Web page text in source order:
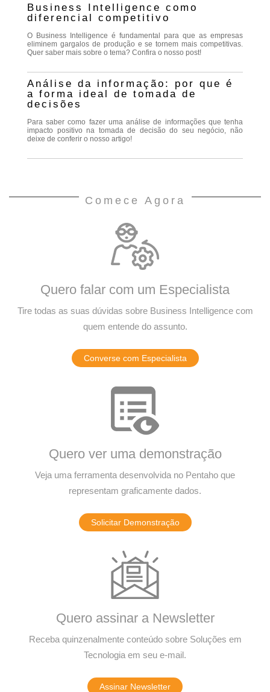
Business Intelligence como
diferencial competitivo
O Business Intelligence é fundamental para que as empresas
eliminem gargalos de produção e se tornem mais competitivas.
Quer saber mais sobre o tema? Confira o nosso post!
Análise da informação: por que é
a forma ideal de tomada de
decisões
Para saber como fazer uma análise de informações que tenha
impacto positivo na tomada de decisão do seu negócio, não
deixe de conferir o nosso artigo!
Comece Agora
Quero falar com um Especialista
Tire todas as suas dúvidas sobre Business Intelligence com
quem entende do assunto.
Converse com Especialista
Quero ver uma demonstração
Veja uma ferramenta desenvolvida no Pentaho que
representam graficamente dados.
Solicitar Demonstração
Quero assinar a Newsletter
Receba quinzenalmente conteúdo sobre Soluções em
Tecnologia em seu e-mail.
Assinar Newsletter